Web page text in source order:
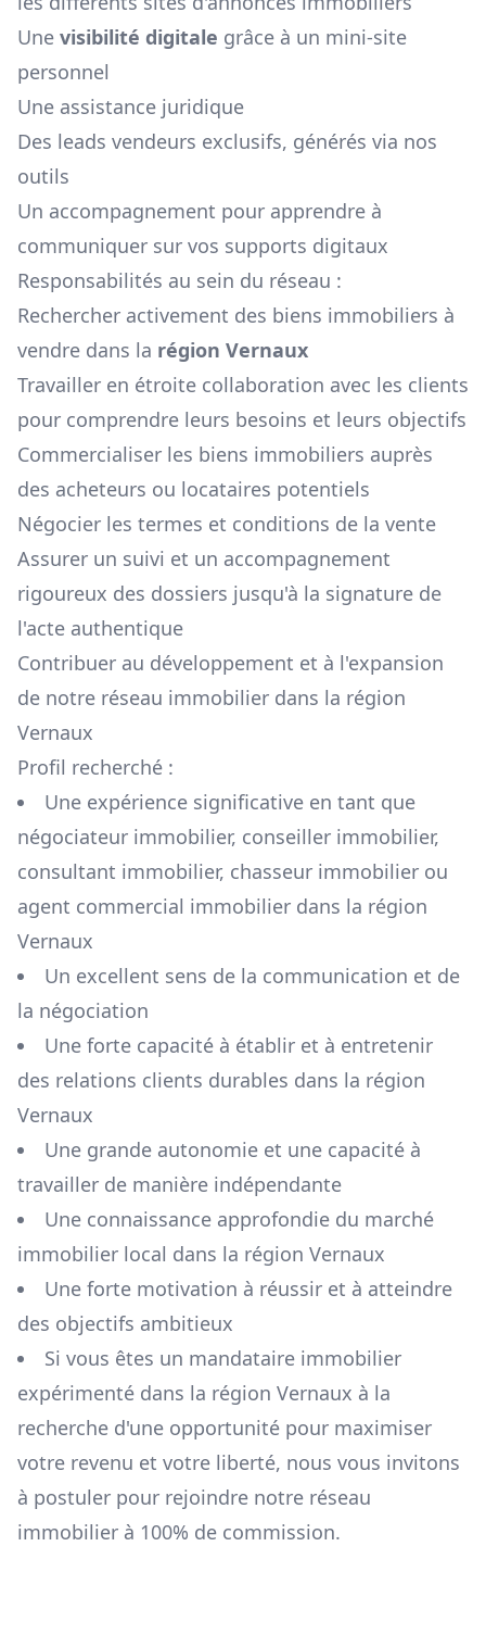
Une visibilité digitale grâce à un mini-site
personnel
Une assistance juridique
Des leads vendeurs exclusifs, générés via nos
outils
Un accompagnement pour apprendre à
communiquer sur vos supports digitaux
Responsabilités au sein du réseau :
Rechercher activement des biens immobiliers à
vendre dans la région Vernaux
Travailler en étroite collaboration avec les clients
pour comprendre leurs besoins et leurs objectifs
Commercialiser les biens immobiliers auprès
des acheteurs ou locataires potentiels
Négocier les termes et conditions de la vente
Assurer un suivi et un accompagnement
rigoureux des dossiers jusqu'à la signature de
l'acte authentique
Contribuer au développement et à l'expansion
de notre réseau immobilier dans la région
Vernaux
Profil recherché :
Une expérience significative en tant que
négociateur immobilier, conseiller immobilier,
consultant immobilier, chasseur immobilier ou
agent commercial immobilier dans la région
Vernaux
Un excellent sens de la communication et de
la négociation
Une forte capacité à établir et à entretenir
des relations clients durables dans la région
Vernaux
Une grande autonomie et une capacité à
travailler de manière indépendante
Une connaissance approfondie du marché
immobilier local dans la région Vernaux
Une forte motivation à réussir et à atteindre
des objectifs ambitieux
Si vous êtes un mandataire immobilier
expérimenté dans la région Vernaux à la
recherche d'une opportunité pour maximiser
votre revenu et votre liberté, nous vous invitons
à postuler pour rejoindre notre réseau
immobilier à 100% de commission.